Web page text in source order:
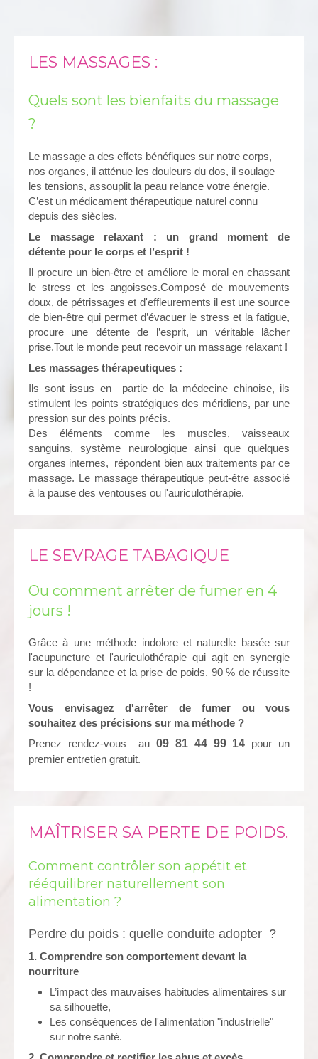
LES MASSAGES :
Quels sont les bienfaits du massage
?
Le massage a des effets bénéfiques sur notre corps,
nos organes, il atténue les douleurs du dos, il soulage
les tensions, assouplit la peau relance votre énergie.
C’est un médicament thérapeutique naturel connu
depuis des siècles.
Le massage relaxant : un grand moment de
détente pour le corps et l’esprit !
Il procure un bien-être et améliore le moral en chassant
le stress et les angoisses.Composé de mouvements
doux, de pétrissages et d'effleurements il est une source
de bien-être qui permet d’évacuer le stress et la fatigue,
procure une détente de l’esprit, un véritable lâcher
prise.Tout le monde peut recevoir un massage relaxant !
Les massages thérapeutiques :
Ils sont issus en partie de la médecine chinoise, ils
stimulent les points stratégiques des méridiens, par une
pression sur des points précis.
Des éléments comme les muscles, vaisseaux
sanguins, système neurologique ainsi que quelques
organes internes, répondent bien aux traitements par ce
massage. Le massage thérapeutique peut-être associé
à la pause des ventouses ou l'auriculothérapie.
LE SEVRAGE TABAGIQUE
Ou comment arrêter de fumer en 4
jours !
Grâce à une méthode indolore et naturelle basée sur
l'acupuncture et l'auriculothérapie qui agit en synergie
sur la dépendance et la prise de poids. 90 % de réussite
!
Vous envisagez d'arrêter de fumer ou vous
souhaitez des précisions sur ma méthode ?
Prenez rendez-vous au 09 81 44 99 14 pour un
premier entretien gratuit.
MAÎTRISER SA PERTE DE POIDS.
Comment contrôler son appétit et
rééquilibrer naturellement son
alimentation ?
Perdre du poids : quelle conduite adopter ?
1. Comprendre son comportement devant la
nourriture
L’impact des mauvaises habitudes alimentaires sur
sa silhouette,
Les conséquences de l'alimentation "industrielle"
sur notre santé.